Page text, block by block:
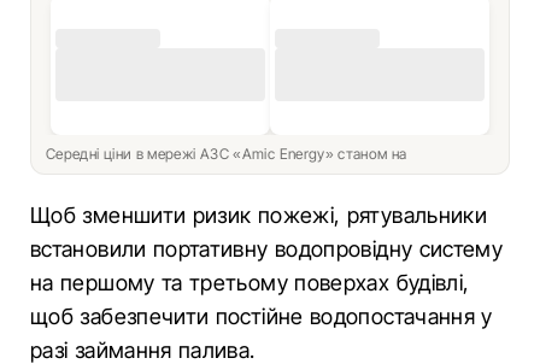
Середні ціни в мережі АЗС «Amic Energy» станом на
Щоб зменшити ризик пожежі, рятувальники
встановили портативну водопровідну систему
на першому та третьому поверхах будівлі,
щоб забезпечити постійне водопостачання у
разі займання палива.